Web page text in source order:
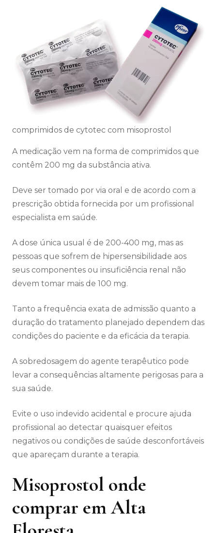
comprimidos de cytotec com misoprostol
A medicação vem na forma de comprimidos que
contêm 200 mg da substância ativa.
Deve ser tomado por via oral e de acordo com a
prescrição obtida fornecida por um profissional
especialista em saúde.
A dose única usual é de 200-400 mg, mas as
pessoas que sofrem de hipersensibilidade aos
seus componentes ou insuficiência renal não
devem tomar mais de 100 mg.
Tanto a frequência exata de admissão quanto a
duração do tratamento planejado dependem das
condições do paciente e da eficácia da terapia.
A sobredosagem do agente terapêutico pode
levar a consequências altamente perigosas para a
sua saúde.
Evite o uso indevido acidental e procure ajuda
profissional ao detectar quaisquer efeitos
negativos ou condições de saúde desconfortáveis
​​que apareçam durante a terapia.
Misoprostol onde
comprar em Alta